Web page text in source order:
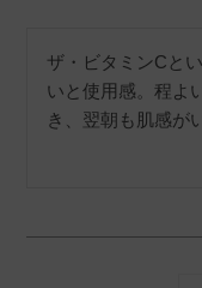
ザ・ビタミンCと
いと使用感。程よ
き、翌朝も肌感が